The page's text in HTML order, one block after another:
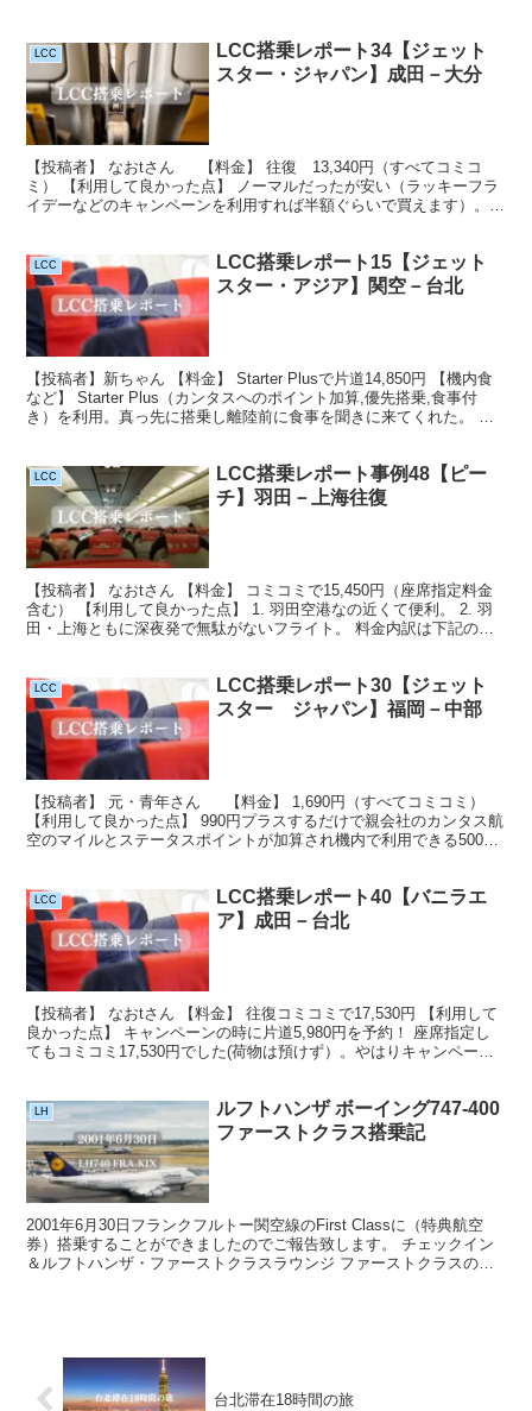
LCC
LCC搭乗レポート34【ジェット
スター・ジャパン】成田－大分
【投稿者】 なおtさん 【料金】 往復 13,340円（すべてコミコ
ミ） 【利用して良かった点】 ノーマルだったが安い（ラッキーフラ
イデーなどのキャンペーンを利用すれば半額ぐらいで買えます）。
LCC
LCC搭乗レポート15【ジェット
スター・アジア】関空－台北
【投稿者】新ちゃん 【料金】 Starter Plusで片道14,850円 【機内食
など】 Starter Plus（カンタスへのポイント加算,優先搭乗,食事付
き）を利用。真っ先に搭乗し離陸前に食事を聞きに来てくれた。 食
LCC
LCC搭乗レポート事例48【ピー
チ】羽田－上海往復
【投稿者】 なおtさん 【料金】 コミコミで15,450円（座席指定料金
含む） 【利用して良かった点】 1. 羽田空港なの近くて便利。 2. 羽
田・上海ともに深夜発で無駄がないフライト。 料金内訳は下記の通
LCC
LCC搭乗レポート30【ジェット
スター ジャパン】福岡－中部
【投稿者】 元・青年さん 【料金】 1,690円（すべてコミコミ）
【利用して良かった点】 990円プラスするだけで親会社のカンタス航
空のマイルとステータスポイントが加算され機内で利用できる500円
LCC
LCC搭乗レポート40【バニラエ
ア】成田－台北
【投稿者】 なおtさん 【料金】 往復コミコミで17,530円 【利用して
良かった点】 キャンペーンの時に片道5,980円を予約！ 座席指定し
てもコミコミ17,530円でした(荷物は預けず）。やはりキャンペーン
LH
ルフトハンザ ボーイング747-400
ファーストクラス搭乗記
2001年6月30日フランクフルトー関空線のFirst Classに（特典航空
券）搭乗することができましたのでご報告致します。 チェックイン
＆ルフトハンザ・ファーストクラスラウンジ ファーストクラスのチ
台北滞在18時間の旅